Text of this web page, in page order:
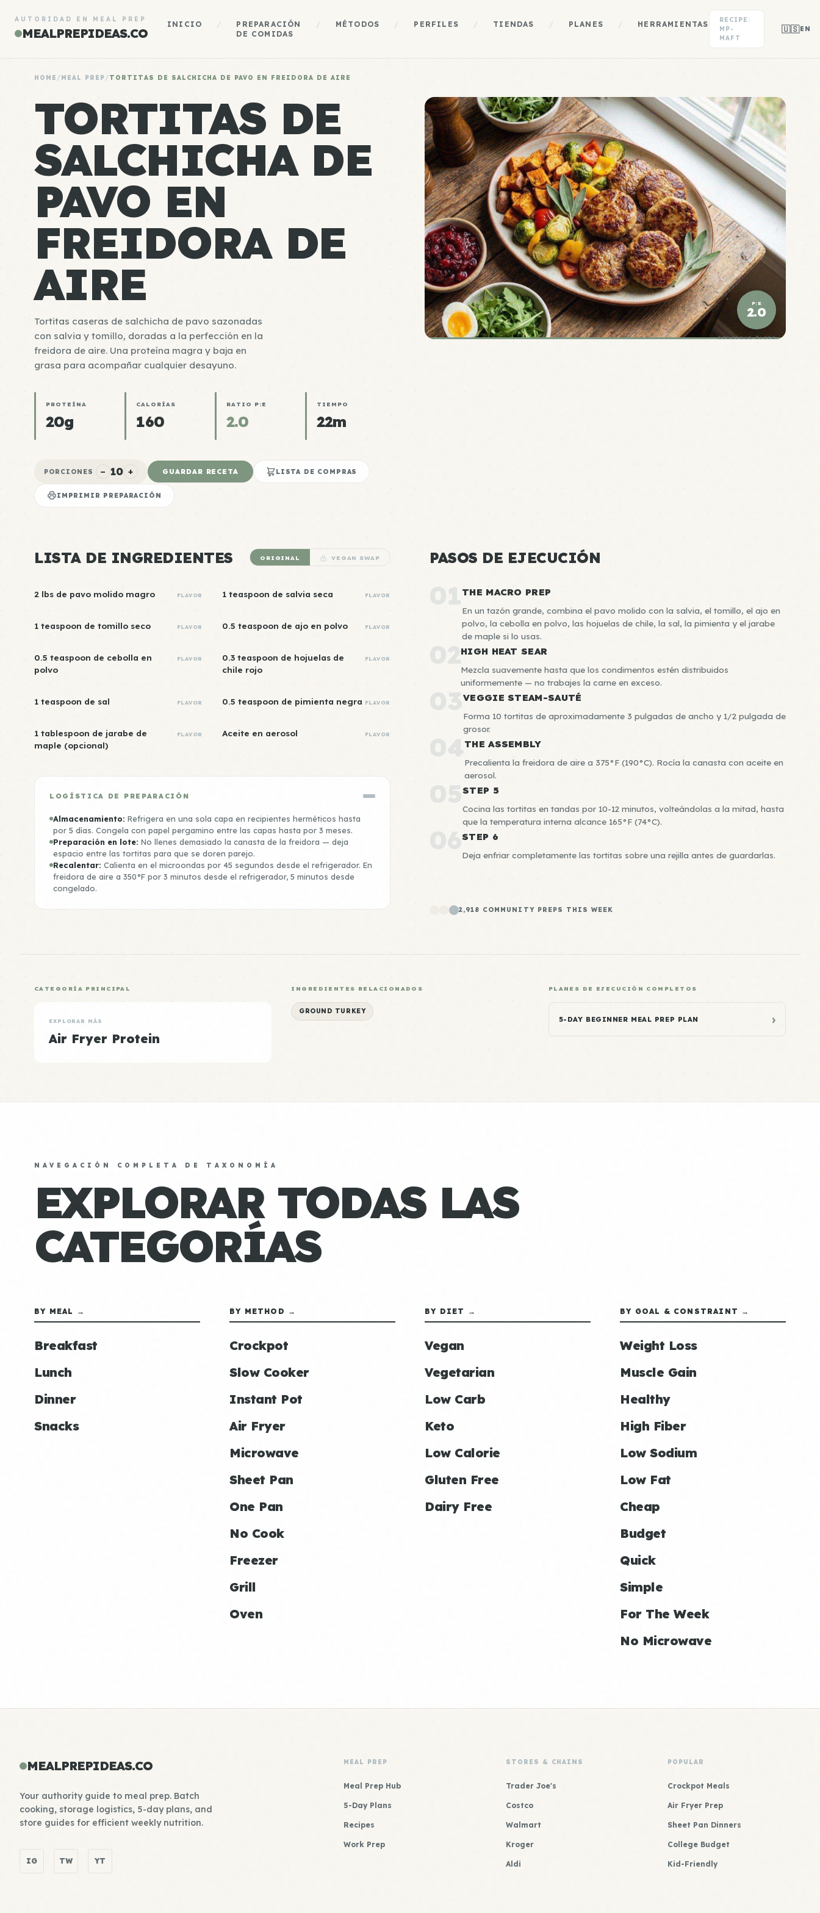
AUTORIDAD EN MEAL PREP
MEALPREPIDEAS.CO
INICIO
PREPARACIÓN
DE COMIDAS
MÉTODOS PERFILES TIENDAS PLANES HERRAMIENTAS
RECIPE:
MP-
MAFT
🇺🇸EN
HOME /MEAL PREP/TORTITAS DE SALCHICHA DE PAVO EN FREIDORA DE AIRE
TORTITAS DE
SALCHICHA DE
PAVO EN
FREIDORA DE
AIRE
Tortitas caseras de salchicha de pavo sazonadas
con salvia y tomillo, doradas a la perfección en la
freidora de aire. Una proteína magra y baja en
grasa para acompañar cualquier desayuno.
PROTEÍNA
20g
CALORÍAS
160
RATIO P:E
2.0
TIEMPO
22m
PORCIONES − 10 + GUARDAR RECETA LISTA DE COMPRAS
IMPRIMIR PREPARACIÓN
P:E
2.0
DENSIDAD ÉLITE
LISTA DE INGREDIENTES ORIGINAL VEGAN SWAP
2 lbs de pavo molido magro FLAVOR 1 teaspoon de salvia seca FLAVOR
1 teaspoon de tomillo seco FLAVOR 0.5 teaspoon de ajo en polvo FLAVOR
0.5 teaspoon de cebolla en
polvo
FLAVOR
0.3 teaspoon de hojuelas de
chile rojo
FLAVOR
1 teaspoon de sal FLAVOR 0.5 teaspoon de pimienta negra FLAVOR
1 tablespoon de jarabe de
maple (opcional)
FLAVOR Aceite en aerosol FLAVOR
LOGÍSTICA DE PREPARACIÓN
Almacenamiento: Refrigera en una sola capa en recipientes herméticos hasta
por 5 días. Congela con papel pergamino entre las capas hasta por 3 meses.
Preparación en lote: No llenes demasiado la canasta de la freidora — deja
espacio entre las tortitas para que se doren parejo.
Recalentar: Calienta en el microondas por 45 segundos desde el refrigerador. En
freidora de aire a 350°F por 3 minutos desde el refrigerador, 5 minutos desde
congelado.
PASOS DE EJECUCIÓN
01THE MACRO PREP
En un tazón grande, combina el pavo molido con la salvia, el tomillo, el ajo en
polvo, la cebolla en polvo, las hojuelas de chile, la sal, la pimienta y el jarabe
de maple si lo usas.
02HIGH HEAT SEAR
Mezcla suavemente hasta que los condimentos estén distribuidos
uniformemente — no trabajes la carne en exceso.
03VEGGIE STEAM-SAUTÉ
Forma 10 tortitas de aproximadamente 3 pulgadas de ancho y 1/2 pulgada de
grosor.
04THE ASSEMBLY
Precalienta la freidora de aire a 375°F (190°C). Rocía la canasta con aceite en
aerosol.
05 STEP 5
Cocina las tortitas en tandas por 10-12 minutos, volteándolas a la mitad, hasta
que la temperatura interna alcance 165°F (74°C).
06STEP 6
Deja enfriar completamente las tortitas sobre una rejilla antes de guardarlas.
2,918 COMMUNITY PREPS THIS WEEK
CATEGORÍA PRINCIPAL
EXPLORAR MÁS
Air Fryer Protein
INGREDIENTES RELACIONADOS
GROUND TURKEY
PLANES DE EJECUCIÓN COMPLETOS
5-DAY BEGINNER MEAL PREP PLAN ›
NAVEGACIÓN COMPLETA DE TAXONOMÍA
EXPLORAR TODAS LAS
CATEGORÍAS
BY MEAL →
Breakfast
Lunch
Dinner
Snacks
BY METHOD →
Crockpot
Slow Cooker
Instant Pot
Air Fryer
Microwave
Sheet Pan
One Pan
No Cook
Freezer
Grill
Oven
BY DIET →
Vegan
Vegetarian
Low Carb
Keto
Low Calorie
Gluten Free
Dairy Free
BY GOAL & CONSTRAINT →
Weight Loss
Muscle Gain
Healthy
High Fiber
Low Sodium
Low Fat
Cheap
Budget
Quick
Simple
For The Week
No Microwave
MEALPREPIDEAS.CO
Your authority guide to meal prep. Batch
cooking, storage logistics, 5-day plans, and
store guides for efficient weekly nutrition.
IG TW YT
MEAL PREP
Meal Prep Hub
5-Day Plans
Recipes
Work Prep
STORES & CHAINS
Trader Joe's
Costco
Walmart
Kroger
Aldi
POPULAR
Crockpot Meals
Air Fryer Prep
Sheet Pan Dinners
College Budget
Kid-Friendly